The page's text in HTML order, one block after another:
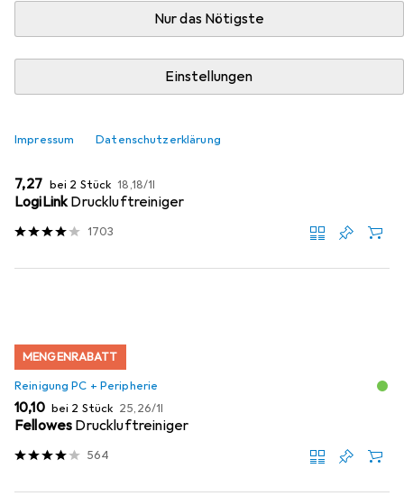
Nur das Nötigste
Einstellungen
Impressum Datenschutzerklärung
Produktliste
MENGENRABATT
EUR
7,27 bei 2 Stück EUR
18,18/1l
LogiLinkDruckluftreiniger
1703
MENGENRABATT
Reinigung PC + Peripherie
EUR
10,10 bei 2 Stück EUR
25,26/1l
Fellowes Druckluftreiniger
564